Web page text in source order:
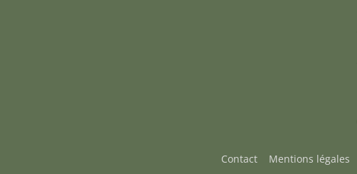
Contact Mentions légales